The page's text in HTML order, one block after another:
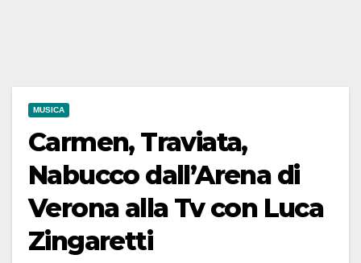
MUSICA
Carmen, Traviata,
Nabucco dall’Arena di
Verona alla Tv con Luca
Zingaretti